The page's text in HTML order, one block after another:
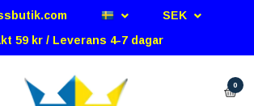
SEK
59 kr / Leverans 4-7 dagar
0